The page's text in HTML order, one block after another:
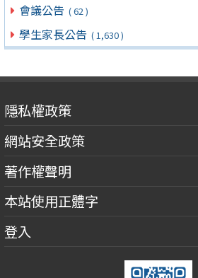
會議公告 ( 62 )
學生家長公告 ( 1,630 )
隱私權政策
網站安全政策
著作權聲明
本站使用正體字
登入